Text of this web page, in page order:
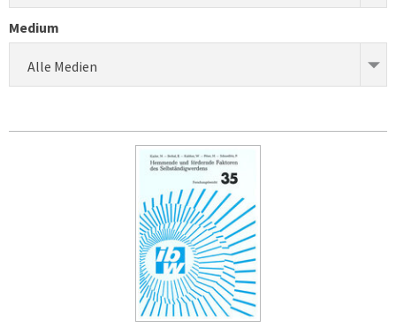
Medium
Alle Medien